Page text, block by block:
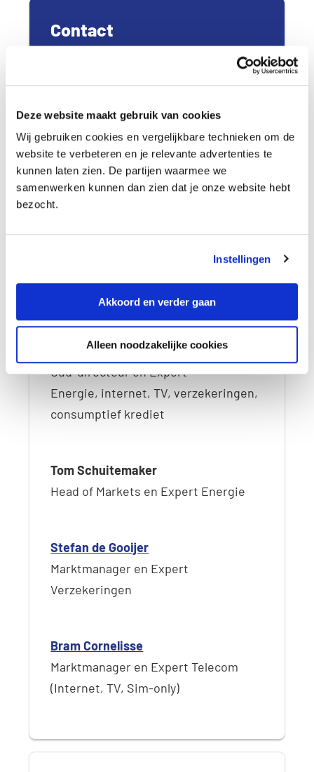
Deze website maakt gebruik van cookies
Wij gebruiken cookies en vergelijkbare technieken om de
website te verbeteren en je relevante advertenties te
kunnen laten zien. De partijen waarmee we
samenwerken kunnen dan zien dat je onze website hebt
bezocht.
Instellingen
Akkoord en verder gaan
Alleen noodzakelijke cookies
P
i
e
S
i
d
e
b
Contact
Mail: pers@pricewise.com
CEO Pricewise
Hans de Kok
Oud-directeur en Expert
Energie, internet, TV, verzekeringen,
consumptief krediet
Tom Schuitemaker
Head of Markets en Expert Energie
Stefan de Gooijer
Marktmanager en Expert
Verzekeringen
Bram Cornelisse
Marktmanager en Expert Telecom
(Internet, TV, Sim-only)